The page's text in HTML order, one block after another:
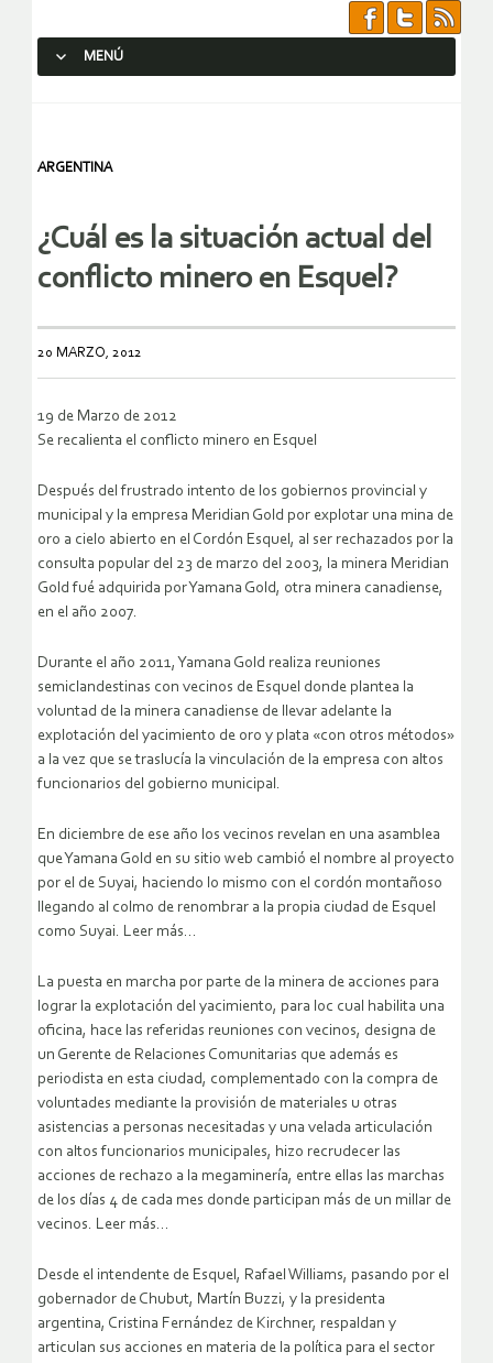
MENÚ
ARGENTINA
¿Cuál es la situación actual del
conflicto minero en Esquel?
20 MARZO, 2012
19 de Marzo de 2012
Se recalienta el conflicto minero en Esquel
Después del frustrado intento de los gobiernos provincial y
municipal y la empresa Meridian Gold por explotar una mina de
oro a cielo abierto en el Cordón Esquel, al ser rechazados por la
consulta popular del 23 de marzo del 2003, la minera Meridian
Gold fué adquirida por Yamana Gold, otra minera canadiense,
en el año 2007.
Durante el año 2011, Yamana Gold realiza reuniones
semiclandestinas con vecinos de Esquel donde plantea la
voluntad de la minera canadiense de llevar adelante la
explotación del yacimiento de oro y plata «con otros métodos»
a la vez que se traslucía la vinculación de la empresa con altos
funcionarios del gobierno municipal.
En diciembre de ese año los vecinos revelan en una asamblea
que Yamana Gold en su sitio web cambió el nombre al proyecto
por el de Suyai, haciendo lo mismo con el cordón montañoso
llegando al colmo de renombrar a la propia ciudad de Esquel
como Suyai. Leer más…
La puesta en marcha por parte de la minera de acciones para
lograr la explotación del yacimiento, para loc cual habilita una
oficina, hace las referidas reuniones con vecinos, designa de
un Gerente de Relaciones Comunitarias que además es
periodista en esta ciudad, complementado con la compra de
voluntades mediante la provisión de materiales u otras
asistencias a personas necesitadas y una velada articulación
con altos funcionarios municipales, hizo recrudecer las
acciones de rechazo a la megaminería, entre ellas las marchas
de los días 4 de cada mes donde participan más de un millar de
vecinos. Leer más…
Desde el intendente de Esquel, Rafael Williams, pasando por el
gobernador de Chubut, Martín Buzzi, y la presidenta
argentina, Cristina Fernández de Kirchner, respaldan y
articulan sus acciones en materia de la política para el sector